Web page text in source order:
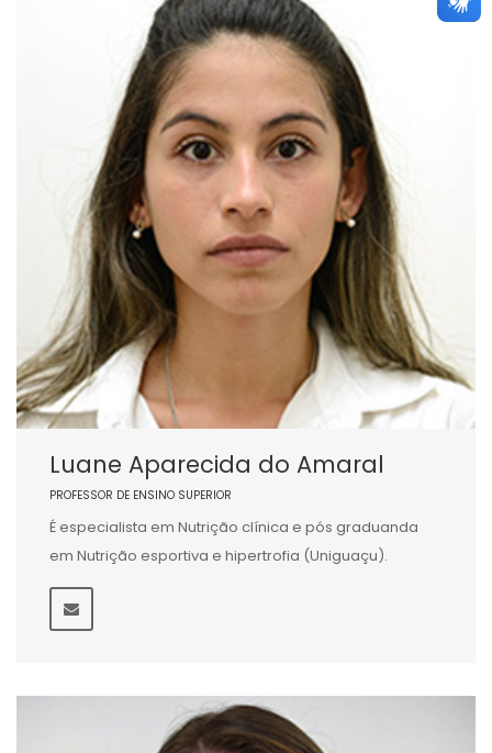
Luane Aparecida do Amaral
PROFESSOR DE ENSINO SUPERIOR
É especialista em Nutrição clínica e pós graduanda
em Nutrição esportiva e hipertrofia (Uniguaçu).